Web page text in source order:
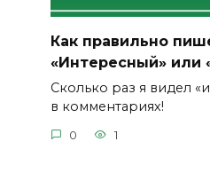
Как правильно
«Интересный» или
Сколько раз я видел
в комментариях!
0 1